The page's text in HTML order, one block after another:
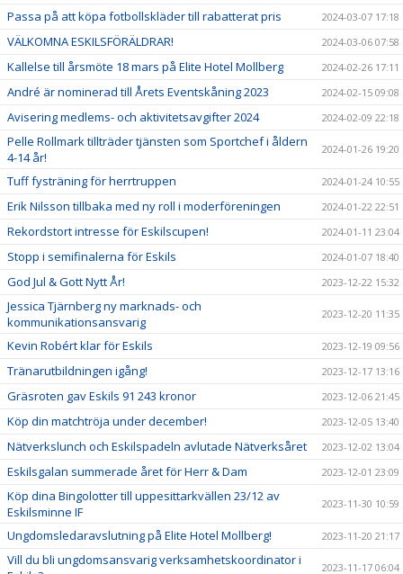
Passa på att köpa fotbollskläder till rabatterat pris 2024-03-07 17:18
VÄLKOMNA ESKILSFÖRÄLDRAR! 2024-03-06 07:58
Kallelse till årsmöte 18 mars på Elite Hotel Mollberg 2024-02-26 17:11
André är nominerad till Årets Eventskåning 2023 2024-02-15 09:08
Avisering medlems- och aktivitetsavgifter 2024 2024-02-09 22:18
Pelle Rollmark tillträder tjänsten som Sportchef i åldern
4-14 år!
2024-01-26 19:20
Tuff fysträning för herrtruppen 2024-01-24 10:55
Erik Nilsson tillbaka med ny roll i moderföreningen 2024-01-22 22:51
Rekordstort intresse för Eskilscupen! 2024-01-11 23:04
Stopp i semifinalerna för Eskils 2024-01-07 18:40
God Jul & Gott Nytt År! 2023-12-22 15:32
Jessica Tjärnberg ny marknads- och
kommunikationsansvarig
2023-12-20 11:35
Kevin Robért klar för Eskils 2023-12-19 09:56
Tränarutbildningen igång! 2023-12-17 13:16
Gräsroten gav Eskils 91 243 kronor 2023-12-06 21:45
Köp din matchtröja under december! 2023-12-05 13:40
Nätverkslunch och Eskilspadeln avlutade Nätverksåret 2023-12-02 13:04
Eskilsgalan summerade året för Herr & Dam 2023-12-01 23:09
Köp dina Bingolotter till uppesittarkvällen 23/12 av
Eskilsminne IF
2023-11-30 10:59
Ungdomsledaravslutning på Elite Hotel Mollberg! 2023-11-20 21:17
Vill du bli ungdomsansvarig verksamhetskoordinator i
2023-11-17 06:04